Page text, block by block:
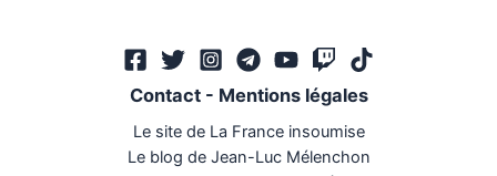
Contact- Mentions légales
Le site de La France insoumise
Le blog de Jean-Luc Mélenchon